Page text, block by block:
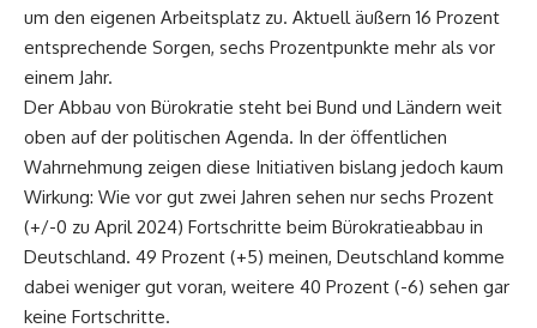
um den eigenen Arbeitsplatz zu. Aktuell äußern 16 Prozent
entsprechende Sorgen, sechs Prozentpunkte mehr als vor
einem Jahr.
Der Abbau von Bürokratie steht bei Bund und Ländern weit
oben auf der politischen Agenda. In der öffentlichen
Wahrnehmung zeigen diese Initiativen bislang jedoch kaum
Wirkung: Wie vor gut zwei Jahren sehen nur sechs Prozent
(+/-0 zu April 2024) Fortschritte beim Bürokratieabbau in
Deutschland. 49 Prozent (+5) meinen, Deutschland komme
dabei weniger gut voran, weitere 40 Prozent (-6) sehen gar
keine Fortschritte.